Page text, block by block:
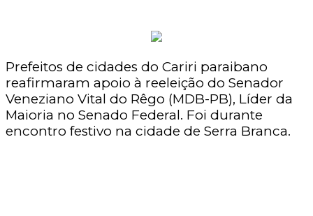
Prefeitos de cidades do Cariri paraibano
reafirmaram apoio à reeleição do Senador
Veneziano Vital do Rêgo (MDB-PB), Líder da
Maioria no Senado Federal. Foi durante
encontro festivo na cidade de Serra Branca.